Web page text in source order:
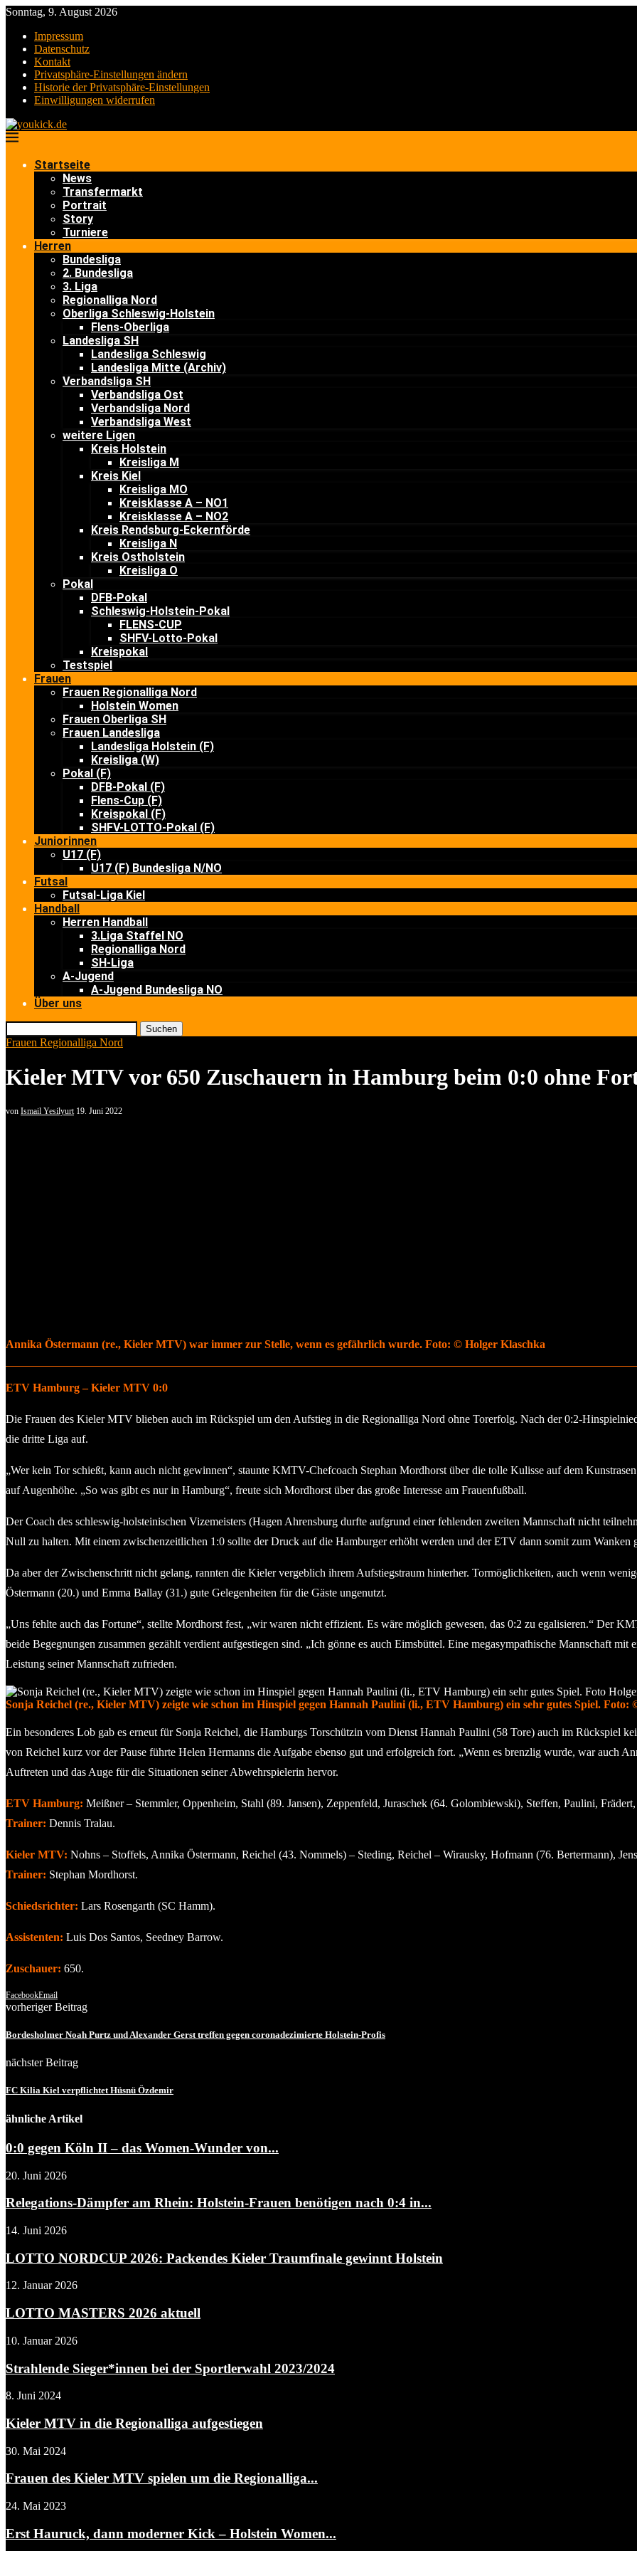
Sonntag, 9. August 2026
Impressum
Datenschutz
Kontakt
Privatsphäre-Einstellungen ändern
Historie der Privatsphäre-Einstellungen
Einwilligungen widerrufen
Startseite
News
Transfermarkt
Portrait
Story
Turniere
Herren
Bundesliga
2. Bundesliga
3. Liga
Regionalliga Nord
Oberliga Schleswig-Holstein
Flens-Oberliga
Landesliga SH
Landesliga Schleswig
Landesliga Mitte (Archiv)
Verbandsliga SH
Verbandsliga Ost
Verbandsliga Nord
Verbandsliga West
weitere Ligen
Kreis Holstein
Kreisliga M
Kreis Kiel
Kreisliga MO
Kreisklasse A – NO1
Kreisklasse A – NO2
Kreis Rendsburg-Eckernförde
Kreisliga N
Kreis Ostholstein
Kreisliga O
Pokal
DFB-Pokal
Schleswig-Holstein-Pokal
FLENS-CUP
SHFV-Lotto-Pokal
Kreispokal
Testspiel
Frauen
Frauen Regionalliga Nord
Holstein Women
Frauen Oberliga SH
Frauen Landesliga
Landesliga Holstein (F)
Kreisliga (W)
Pokal (F)
DFB-Pokal (F)
Flens-Cup (F)
Kreispokal (F)
SHFV-LOTTO-Pokal (F)
Juniorinnen
U17 (F)
U17 (F) Bundesliga N/NO
Futsal
Futsal-Liga Kiel
Handball
Herren Handball
3.Liga Staffel NO
Regionalliga Nord
SH-Liga
A-Jugend
A-Jugend Bundesliga NO
Über uns
Suchen
Frauen Regionalliga Nord
Kieler MTV vor 650 Zuschauern in Hamburg beim 0:0 ohne
von Ismail Yesilyurt 19. Juni 2022
Annika Östermann (re., Kieler MTV) war immer zur Stelle, wenn es gefährlich wurde. Foto: © Holger Klaschka
ETV Hamburg – Kieler MTV 0:0
Die Frauen des Kieler MTV blieben auch im Rückspiel um den Aufstieg in die Regionalliga Nord ohne Torerfolg. Nach der 0:2-
die dritte Liga auf.
„Wer kein Tor schießt, kann auch nicht gewinnen“, staunte KMTV-Chefcoach Stephan Mordhorst über die tolle Kulisse auf dem
auf Augenhöhe. „So was gibt es nur in Hamburg“, freute sich Mordhorst über das große Interesse am Frauenfußball.
Der Coach des schleswig-holsteinischen Vizemeisters (Hagen Ahrensburg durfte aufgrund einer fehlenden zweiten Mannschaft nicht
Null zu halten. Mit einem zwischenzeitlichen 1:0 sollte der Druck auf die Hamburger erhöht werden und der ETV dann somit zum Wanken
Da aber der Zwischenschritt nicht gelang, rannten die Kieler vergeblich ihrem Aufstiegstraum hinterher. Tormöglichkeiten, auch wenn
Östermann (20.) und Emma Ballay (31.) gute Gelegenheiten für die Gäste ungenutzt.
„Uns fehlte auch das Fortune“, stellte Mordhorst fest, „wir waren nicht effizient. Es wäre möglich gewesen, das 0:2 zu egalisieren.“ Der
beide Begegnungen zusammen gezählt verdient aufgestiegen sind. „Ich gönne es auch Eimsbüttel. Eine megasympathische Mannschaft
Leistung seiner Mannschaft zufrieden.
Sonja Reichel (re., Kieler MTV) zeigte wie schon im Hinspiel gegen Hannah Paulini (li., ETV Hamburg) ein sehr gutes Spiel. Foto:
Ein besonderes Lob gab es erneut für Sonja Reichel, die Hamburgs Torschützin vom Dienst Hannah Paulini (58 Tore) auch im Rückspiel
von Reichel kurz vor der Pause führte Helen Hermanns die Aufgabe ebenso gut und erfolgreich fort. „Wenn es brenzlig wurde, war auch
Auftreten und das Auge für die Situationen seiner Abwehrspielerin hervor.
ETV Hamburg: Meißner – Stemmler, Oppenheim, Stahl (89. Jansen), Zeppenfeld, Juraschek (64. Golombiewski), Steffen, Paulini,
Trainer: Dennis Tralau.
Kieler MTV: Nohns – Stoffels, Annika Östermann, Reichel (43. Nommels) – Steding, Reichel – Wirausky, Hofmann (76. Bertermann),
Trainer: Stephan Mordhorst.
Schiedsrichter: Lars Rosengarth (SC Hamm).
Assistenten: Luis Dos Santos, Seedney Barrow.
Zuschauer: 650.
FacebookEmail
vorheriger Beitrag
Bordesholmer Noah Purtz und Alexander Gerst treffen gegen coronadezimierte Holstein-Profis
nächster Beitrag
FC Kilia Kiel verpflichtet Hüsnü Özdemir
ähnliche Artikel
0:0 gegen Köln II – das Women-Wunder von...
20. Juni 2026
Relegations-Dämpfer am Rhein: Holstein-Frauen benötigen nach 0:4 in...
14. Juni 2026
LOTTO NORDCUP 2026: Packendes Kieler Traumfinale gewinnt Holstein
12. Januar 2026
LOTTO MASTERS 2026 aktuell
10. Januar 2026
Strahlende Sieger*innen bei der Sportlerwahl 2023/2024
8. Juni 2024
Kieler MTV in die Regionalliga aufgestiegen
30. Mai 2024
Frauen des Kieler MTV spielen um die Regionalliga...
24. Mai 2023
Erst Hauruck, dann moderner Kick – Holstein Women...